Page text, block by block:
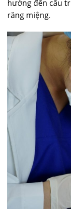
hưởng đến cấu
răng miệng.